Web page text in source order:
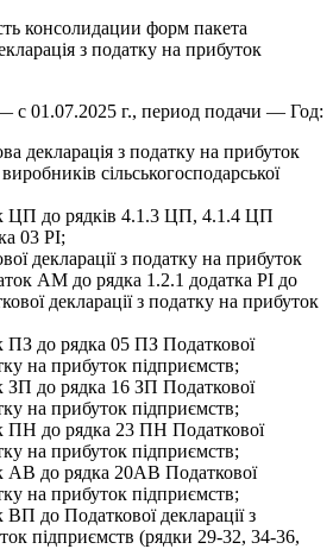
консолидации форм пакета
з податку на прибуток
с 01.07.2025 г., период подачи — Год:
декларація з податку на прибуток
сільськогосподарської
ЦП до рядків 4.1.3 ЦП, 4.1.4 ЦП
03 РІ;
декларації з податку на прибуток
АМ до рядка 1.2.1 додатка РІ до
декларації з податку на прибуток
ПЗ до рядка 05 ПЗ Податкової
на прибуток підприємств;
ЗП до рядка 16 ЗП Податкової
на прибуток підприємств;
ПН до рядка 23 ПН Податкової
на прибуток підприємств;
АВ до рядка 20АВ Податкової
на прибуток підприємств;
до Податкової декларації з
підприємств (рядки 29-32, 34-36,